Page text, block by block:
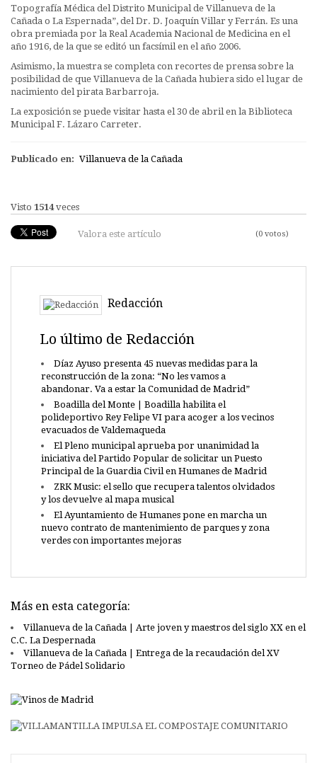
Topografía Médica del Distrito Municipal de Villanueva de la
Cañada o La Espernada”, del Dr. D. Joaquín Villar y Ferrán. Es una
obra premiada por la Real Academia Nacional de Medicina en el
año 1916, de la que se editó un facsímil en el año 2006.
Asimismo, la muestra se completa con recortes de prensa sobre la
posibilidad de que Villanueva de la Cañada hubiera sido el lugar de
nacimiento del pirata Barbarroja.
La exposición se puede visitar hasta el 30 de abril en la Biblioteca
Municipal F. Lázaro Carreter.
Publicado en: Villanueva de la Cañada
Visto 1514veces
Valora este artículo (0 votos)
Redacción
Lo último de Redacción
Díaz Ayuso presenta 45 nuevas medidas para la
reconstrucción de la zona: “No les vamos a
abandonar. Va a estar la Comunidad de Madrid”
Boadilla del Monte | Boadilla habilita el
polideportivo Rey Felipe VI para acoger a los vecinos
evacuados de Valdemaqueda
El Pleno municipal aprueba por unanimidad la
iniciativa del Partido Popular de solicitar un Puesto
Principal de la Guardia Civil en Humanes de Madrid
ZRK Music: el sello que recupera talentos olvidados
y los devuelve al mapa musical
El Ayuntamiento de Humanes pone en marcha un
nuevo contrato de mantenimiento de parques y zona
verdes con importantes mejoras
Más en esta categoría:
Villanueva de la Cañada | Arte joven y maestros del siglo XX en el
C.C. La Despernada
Villanueva de la Cañada | Entrega de la recaudación del XV
Torneo de Pádel Solidario